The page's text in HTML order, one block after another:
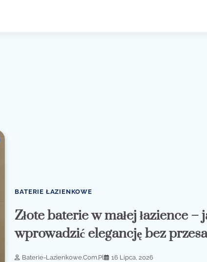
BATERIE ŁAZIENKOWE
Złote baterie w małej łazience –
wprowadzić elegancję bez
Baterie-Lazienkowe.com.pl 16 Lipca, 2026